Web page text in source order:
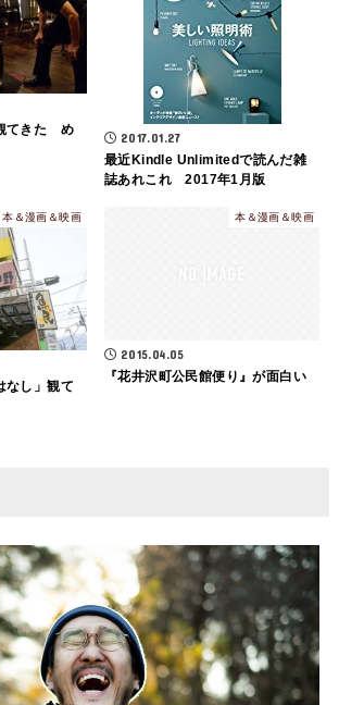
てきた め
2017.01.27
最近Kindle Unlimitedで読んだ雑
誌あれこれ 2017年1月版
本＆漫画＆映画
なし」観て
本＆漫画＆映画
2015.04.05
『花井沢町公民館便り』が面白い